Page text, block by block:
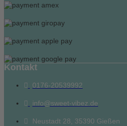
Kontakt
0176-20539992
info@sweet-vibez.de
Neustadt 28, 35390 Gießen